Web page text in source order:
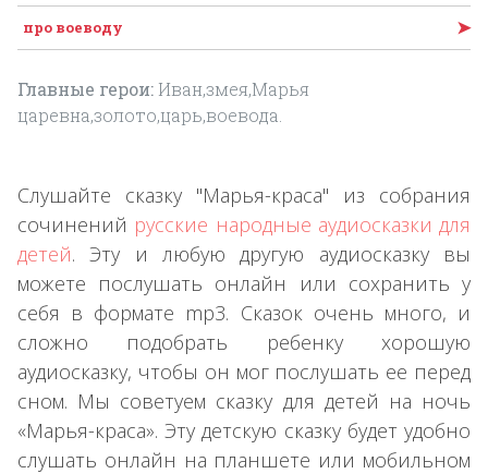
про воеводу ➤
Главные герои: Иван,змея,Марья
царевна,золото,царь,воевода.
Слушайте сказку "Марья-краса" из собрания
сочинений русские народные аудиосказки для
детей. Эту и любую другую аудиосказку вы
можете послушать онлайн или сохранить у
себя в формате mp3. Сказок очень много, и
сложно подобрать ребенку хорошую
аудиосказку, чтобы он мог послушать ее перед
сном. Мы советуем сказку для детей на ночь
«Марья-краса». Эту детскую сказку будет удобно
слушать онлайн на планшете или мобильном